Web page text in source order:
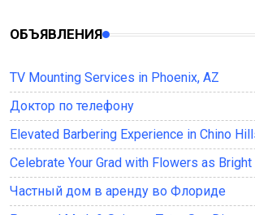
ОБЪЯВЛЕНИЯ
TV Mounting Services in Phoenix, AZ
Доктор по телефону
Elevated Barbering Experience in Chino
Celebrate Your Grad with Flowers as
Частный дом в аренду во Флориде